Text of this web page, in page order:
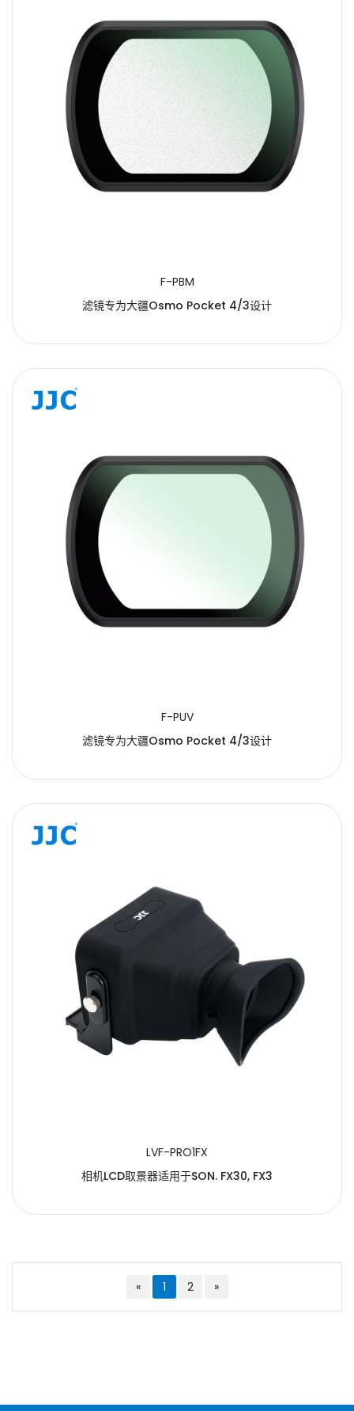
F-PBM
滤镜专为大疆Osmo Pocket 4/3设计
F-PUV
滤镜专为大疆Osmo Pocket 4/3设计
LVF-PRO1FX
相机LCD取景器适用于SON. FX30, FX3
« 1 2 »